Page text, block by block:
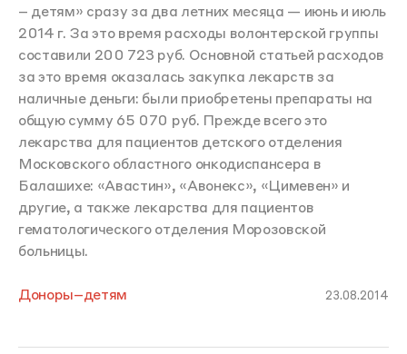
– детям» сразу за два летних месяца — июнь и июль
2014 г. За это время расходы волонтерской группы
составили 200 723 руб. Основной статьей расходов
за это время оказалась закупка лекарств за
наличные деньги: были приобретены препараты на
общую сумму 65 070 руб. Прежде всего это
лекарства для пациентов детского отделения
Московского областного онкодиспансера в
Балашихе: «Авастин», «Авонекс», «Цимевен» и
другие, а также лекарства для пациентов
гематологического отделения Морозовской
больницы.
Доноры–детям 23.08.2014